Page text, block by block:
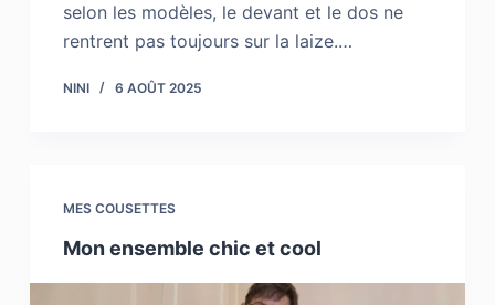
selon les modèles, le devant et le dos ne
rentrent pas toujours sur la laize.…
NINI 6 AOÛT 2025
MES COUSETTES
Mon ensemble chic et cool